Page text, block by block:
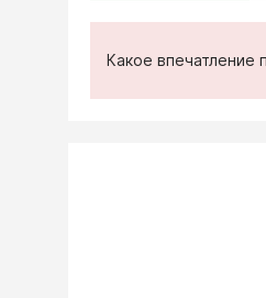
Какое впечатление